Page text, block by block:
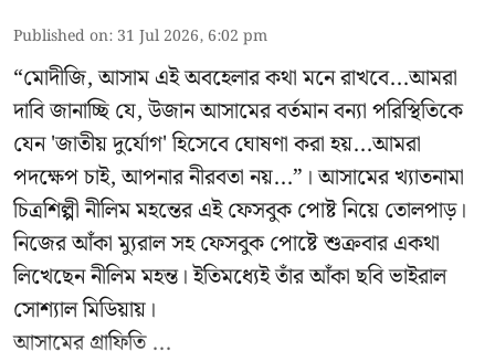
Published on: 31 Jul 2026, 6:02 pm
“মোদীজি, আসাম এই অবহেলার কথা মনে রাখবে...আমরা
দাবি জানাচ্ছি যে, উজান আসামের বর্তমান বন্যা পরিস্থিতিকে
যেন 'জাতীয় দুর্যোগ' হিসেবে ঘোষণা করা হয়...আমরা
পদক্ষেপ চাই, আপনার নীরবতা নয়...”। আসামের খ্যাতনামা
চিত্রশিল্পী নীলিম মহন্তের এই ফেসবুক পোষ্ট নিয়ে তোলপাড়।
নিজের আঁকা ম্যুরাল সহ ফেসবুক পোষ্টে শুক্রবার একথা
লিখেছেন নীলিম মহন্ত। ইতিমধ্যেই তাঁর আঁকা ছবি ভাইরাল
সোশ্যাল মিডিয়ায়।
আসামের গ্রাফিতি ...